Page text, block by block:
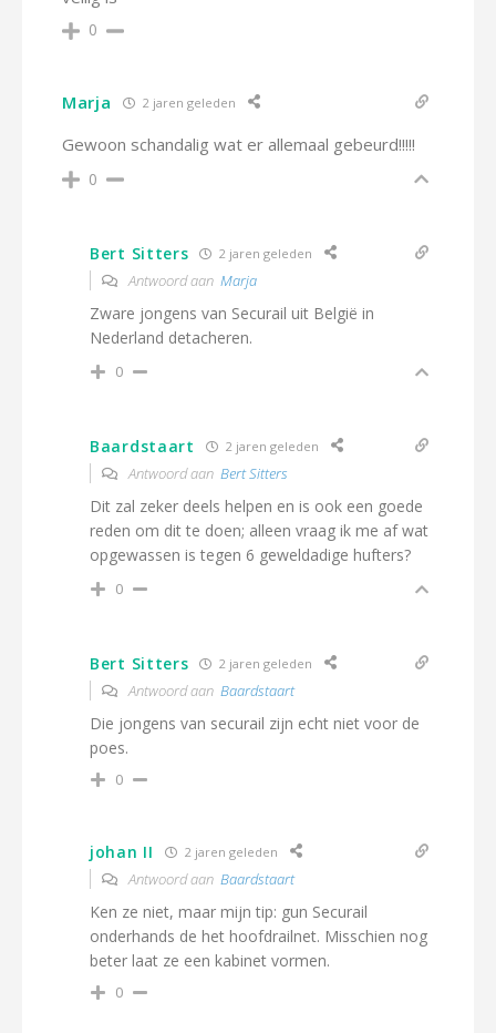
0
Marja 2 jaren geleden
Gewoon schandalig wat er allemaal gebeurd!!!!!
0
Bert Sitters 2 jaren geleden
Antwoord aan Marja
Zware jongens van Securail uit België in
Nederland detacheren.
0
Baardstaart 2 jaren geleden
Antwoord aan Bert Sitters
Dit zal zeker deels helpen en is ook een goede
reden om dit te doen; alleen vraag ik me af wat
opgewassen is tegen 6 geweldadige hufters?
0
Bert Sitters 2 jaren geleden
Antwoord aan Baardstaart
Die jongens van securail zijn echt niet voor de
poes.
0
johan II 2 jaren geleden
Antwoord aan Baardstaart
Ken ze niet, maar mijn tip: gun Securail
onderhands de het hoofdrailnet. Misschien nog
beter laat ze een kabinet vormen.
0